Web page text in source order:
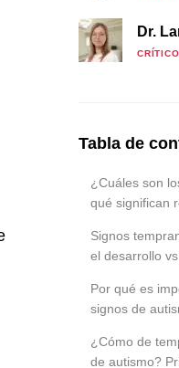
Dr.
CRÍTICO
Tabla de
¿Cuáles son
qué significan
Signos
el desarrollo
Por qué es
signos de
¿Cómo de
de autismo?